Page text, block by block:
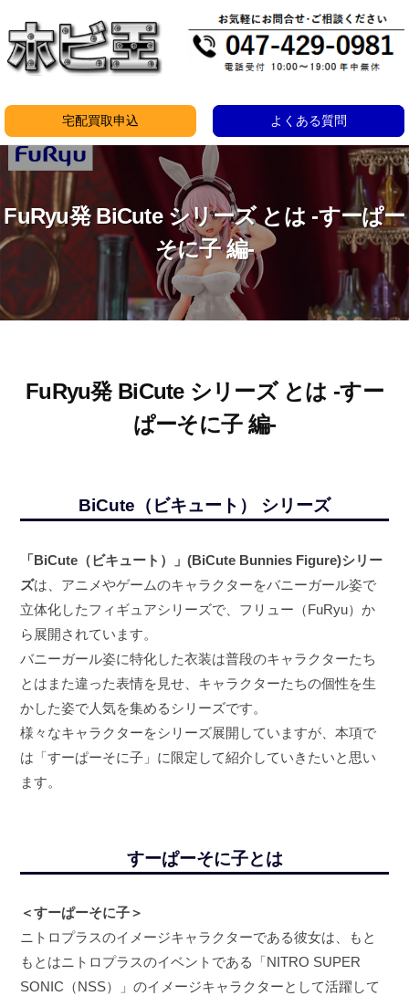
ン
テ
へ
ス
キ
ッ
プ
宅配買取申込 よくある質問
FuRyu発 BiCute シリーズ とは -すーぱー
そに子 編-
FuRyu発 BiCute シリーズ とは -すー
ぱーそに子 編-
BiCute（ビキュート） シリーズ
「BiCute（ビキュート）」(BiCute Bunnies Figure)シリー
ズは、アニメやゲームのキャラクターをバニーガール姿で
立体化したフィギュアシリーズで、フリュー（FuRyu）か
ら展開されています。​
バニーガール姿に特化した衣装は普段のキャラクターたち
とはまた違った表情を見せ、キャラクターたちの個性を生
かした姿で人気を集めるシリーズです。
様々なキャラクターをシリーズ展開していますが、本項で
は「すーぱーそに子」に限定して紹介していきたいと思い
ます。
すーぱーそに子とは
＜すーぱーそに子＞
ニトロプラスのイメージキャラクターである彼女は、もと
もとはニトロプラスのイベントである「NITRO SUPER
SONIC（NSS）」のイメージキャラクターとして活躍して